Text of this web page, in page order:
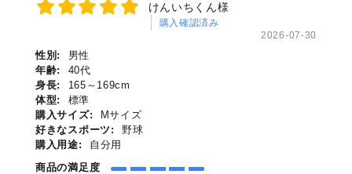
けんいちくん様
購入確認済み
2026-07-30
性別:
男性
年齢:
40代
身長:
165～169cm
体型:
標準
購入サイズ:
Mサイズ
好きなスポーツ:
野球
購入用途:
自分用
商品の満足度